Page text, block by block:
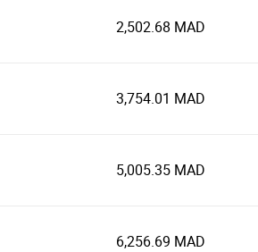
2,502.68 MAD
3,754.01 MAD
5,005.35 MAD
6,256.69 MAD